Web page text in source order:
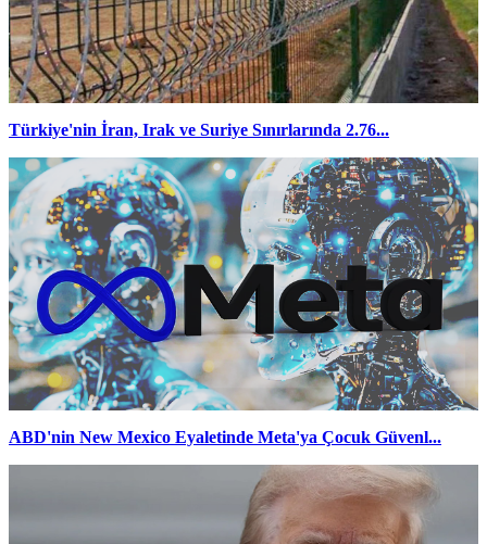
Türkiye'nin İran, Irak ve Suriye Sınırlarında 2.76...
ABD'nin New Mexico Eyaletinde Meta'ya Çocuk Güvenl...